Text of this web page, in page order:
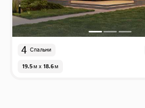
4 Спальни
19.5м x 18.6м